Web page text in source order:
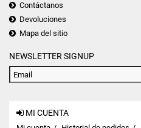
Contáctanos
Devoluciones
Mapa del sitio
NEWSLETTER SIGNUP
MI CUENTA